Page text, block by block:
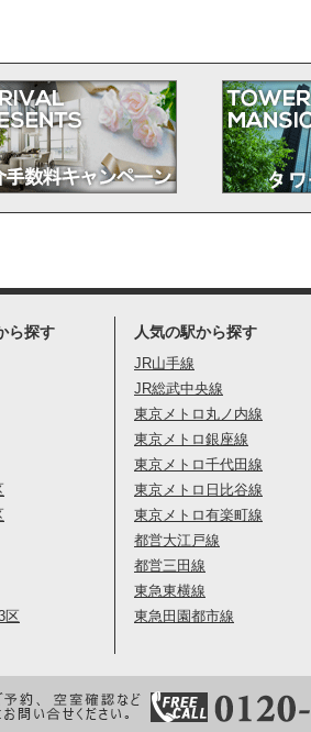
ら探す
区
人気の駅から探す
JR山手線
JR総武中央線
東京メトロ丸ノ内線
東京メトロ銀座線
東京メトロ千代田線
東京メトロ日比谷線
東京メトロ有楽町線
都営大江戸線
都営三田線
東急東横線
東急田園都市線